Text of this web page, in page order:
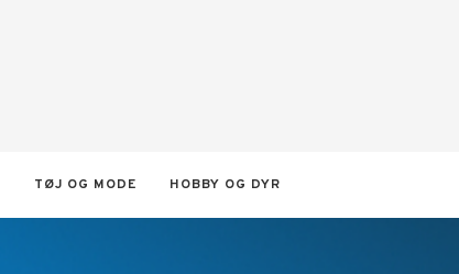
TØJ OG MODE HOBBY OG DYR